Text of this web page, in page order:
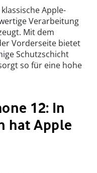
Apple-
Verarbeitung
Mit dem
Vorderseite bietet
Schutzschicht
so für eine hohe
12: In
hat Apple